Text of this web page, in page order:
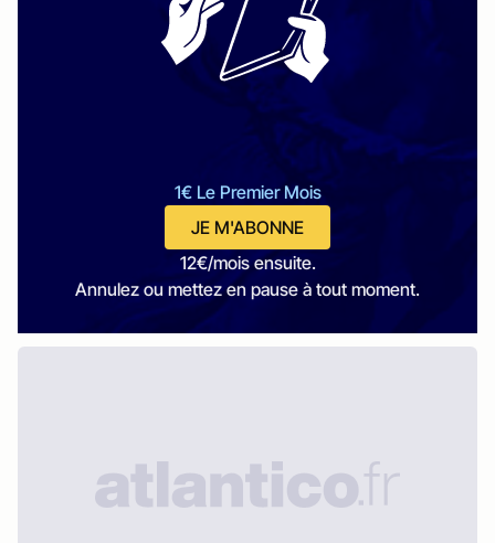
1€ Le Premier Mois
JE M'ABONNE
12€/mois ensuite.
Annulez ou mettez en pause à tout moment.